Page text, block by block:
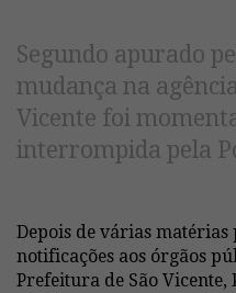
Segundo apurado
mudança na
Vicente foi
interrompida pela
Depois de várias
notificações aos órgãos
Prefeitura de São